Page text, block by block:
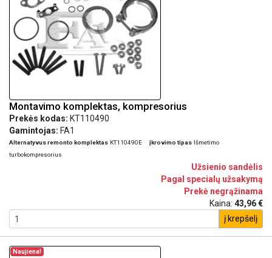
Montavimo komplektas, kompresorius
Prekės kodas: KT110490
Gamintojas: FA1
Alternatyvus remonto komplektas KT110490E įkrovimo tipas Išmetimo
turbokompresorius
Užsienio sandėlis
Pagal specialų užsakymą
Prekė negrąžinama
Kaina: 43,96 €
į krepšelį
Naujiena!